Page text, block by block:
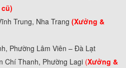
Trung, Nha Trang (Xưởng &
Phường Lâm Viên – Đà Lạt
Chí Thanh, Phường Lagi (Xưởng &